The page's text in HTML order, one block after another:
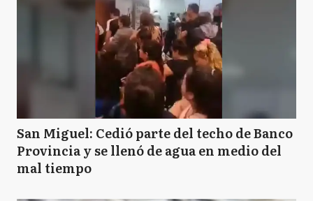
San Miguel: Cedió parte del techo de Banco
Provincia y se llenó de agua en medio del
mal tiempo